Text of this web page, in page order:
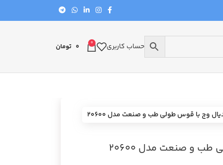
حساب کاربری 0
0 تومان
وج با قوس طولی طب و صنعت مدل 20600
و صنعت مدل 20600